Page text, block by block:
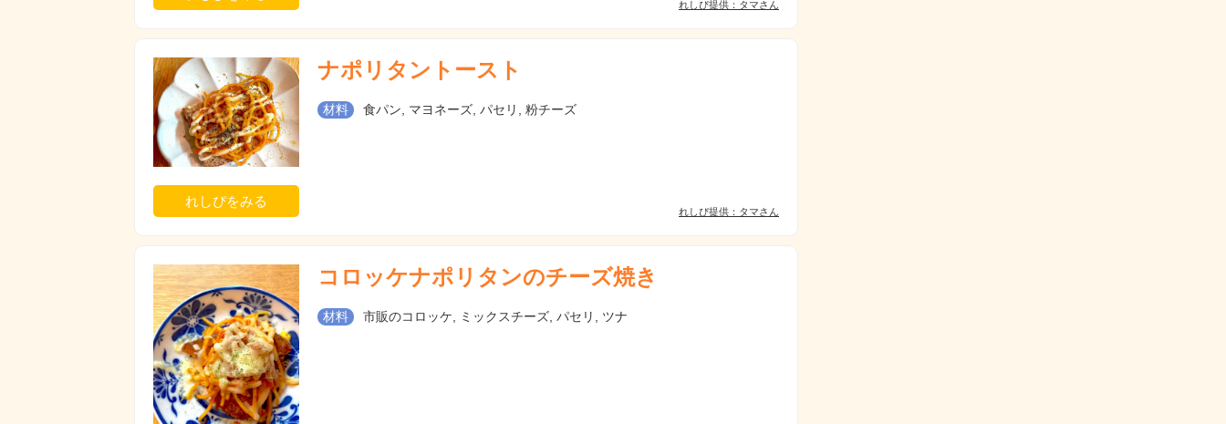
れしぴ提供：タマさん
れしぴをみる
ナポリタントースト
材料 食パン, マヨネーズ, パセリ, 粉チーズ
れしぴ提供：タマさん
コロッケナポリタンのチーズ焼き
材料 市販のコロッケ, ミックスチーズ, パセリ, ツナ